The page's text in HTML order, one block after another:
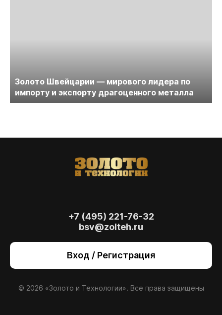
Золото Швейцарии — мирового лидера по
импорту и экспорту драгоценного металла
+7 (495) 221-76-32
bsv@zolteh.ru
Вход / Регистрация
© 2026 «Золото и Технологии». Все права защищены
также для анализа сайта и улучшения
сайт, вы даете согласиена использование